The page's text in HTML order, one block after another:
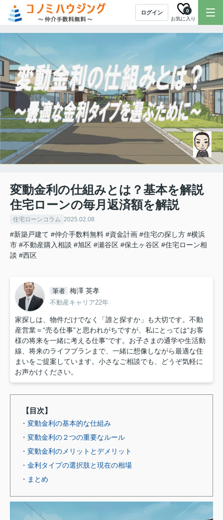
ログイン
お気に入り
0
変動金利の仕組みとは？基本を解説
住宅ローンの毎月返済額を解説
住宅ローンコラム 2025.02.08
#新築戸建て #仲介手数料無料 #資金計画 #住宅の探し方 #横浜
市 #不動産購入相談 #旭区 #瀬谷区 #保土ヶ谷区 #住宅ローン相
談 #西区
筆者 梅澤 英孝
不動産キャリア22年
家探しは、物件だけでなく「誰と探すか」も大切です。不動
産営業＝“売る仕事”と思われがちですが、私にとっては“お客
様の将来を一緒に考える仕事”です。お子さまの通学や生活動
線、将来のライフプランまで、一緒に想像しながら最適な住
まいをご提案しています。小さなご相談でも、どうぞ気軽に
お声かけください。
【目次】
・変動金利の基本的な仕組み
・変動金利の２つの重要なルール
・変動金利のメリットとデメリット
・金利タイプの選択肢と現在の相場
・まとめ